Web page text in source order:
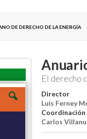
DE DERECHO DE LA ENERGÍA
El derecho
Director
Luis Ferney
Carlos